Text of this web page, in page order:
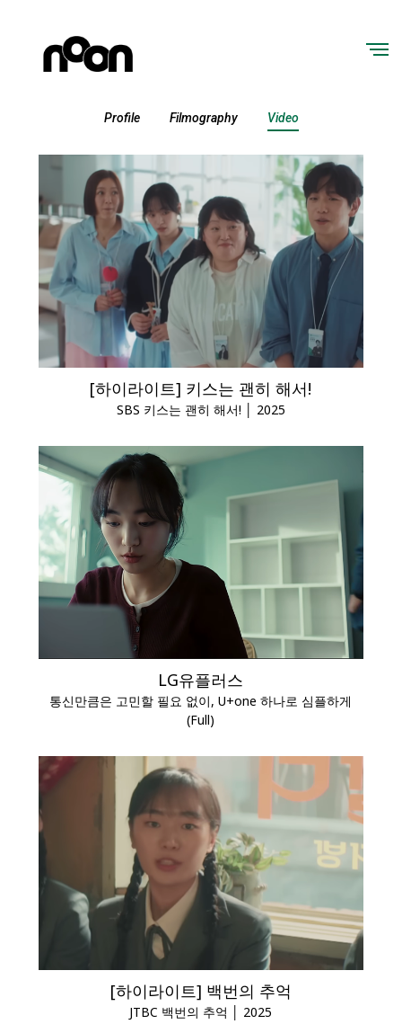
Profile Filmography Video
[하이라이트] 키스는 괜히 해서!
SBS 키스는 괜히 해서! │ 2025
LG유플러스
통신만큼은 고민할 필요 없이, U+one 하나로 심플하게
(Full)
[하이라이트] 백번의 추억
JTBC 백번의 추억 │ 2025